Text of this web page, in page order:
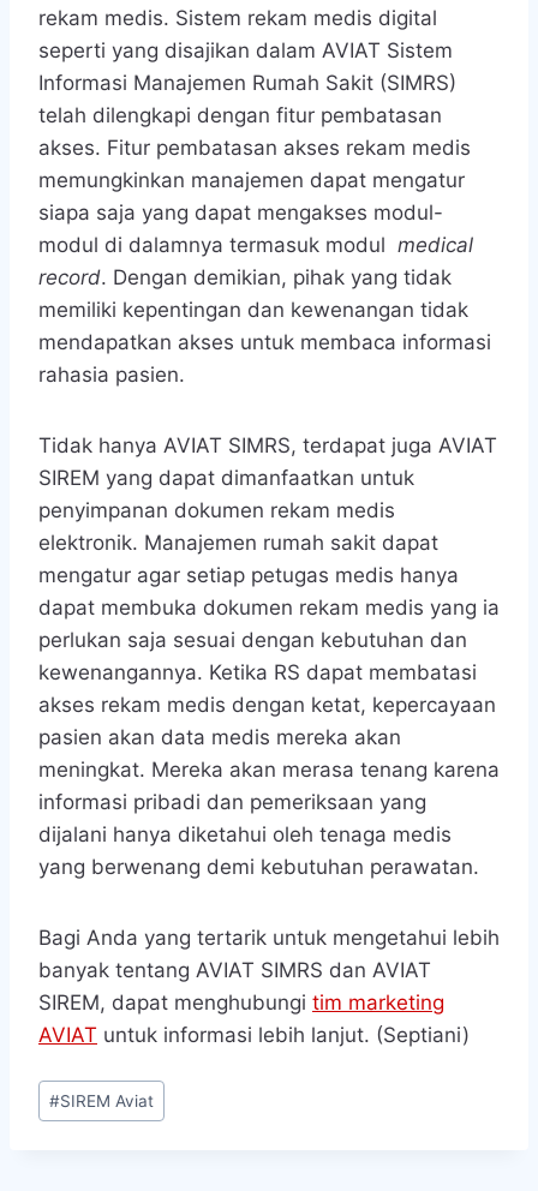
rekam medis. Sistem rekam medis digital
seperti yang disajikan dalam AVIAT Sistem
Informasi Manajemen Rumah Sakit (SIMRS)
telah dilengkapi dengan fitur pembatasan
akses. Fitur pembatasan akses rekam medis
memungkinkan manajemen dapat mengatur
siapa saja yang dapat mengakses modul-
modul di dalamnya termasuk modul medical
record. Dengan demikian, pihak yang tidak
memiliki kepentingan dan kewenangan tidak
mendapatkan akses untuk membaca informasi
rahasia pasien.
Tidak hanya AVIAT SIMRS, terdapat juga AVIAT
SIREM yang dapat dimanfaatkan untuk
penyimpanan dokumen rekam medis
elektronik. Manajemen rumah sakit dapat
mengatur agar setiap petugas medis hanya
dapat membuka dokumen rekam medis yang ia
perlukan saja sesuai dengan kebutuhan dan
kewenangannya. Ketika RS dapat membatasi
akses rekam medis dengan ketat, kepercayaan
pasien akan data medis mereka akan
meningkat. Mereka akan merasa tenang karena
informasi pribadi dan pemeriksaan yang
dijalani hanya diketahui oleh tenaga medis
yang berwenang demi kebutuhan perawatan.
Bagi Anda yang tertarik untuk mengetahui lebih
banyak tentang AVIAT SIMRS dan AVIAT
SIREM, dapat menghubungi tim marketing
AVIAT untuk informasi lebih lanjut. (Septiani)
Post
Tags:
#SIREM Aviat